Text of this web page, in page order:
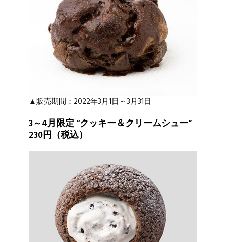
▲販売期間：2022年3月1日～3月31日
3～4月限定 “クッキー＆クリームシュー”
230円（税込）